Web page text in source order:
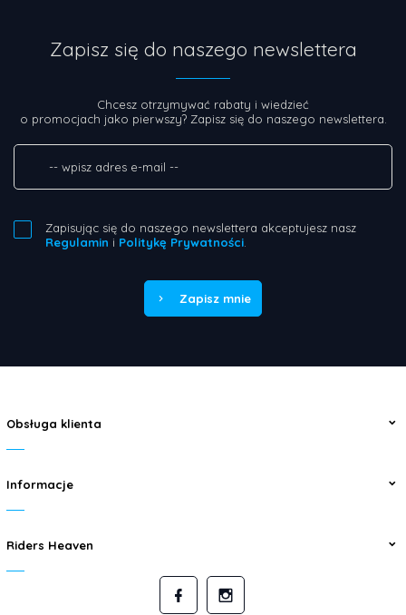
Zapisz się do naszego newslettera
Chcesz otrzymywać rabaty i wiedzieć
o promocjach jako pierwszy? Zapisz się do naszego newslettera.
Zapisując się do naszego newslettera akceptujesz nasz
Regulamin i Politykę Prywatności.
Zapisz mnie
Obsługa klienta
Informacje
Riders Heaven